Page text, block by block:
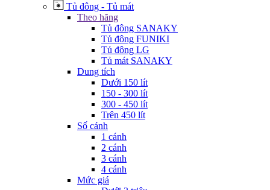
Tủ đông - Tủ mát
Theo hãng
Tủ đông SANAKY
Tủ đông FUNIKI
Tủ đông LG
Tủ mát SANAKY
Dung tích
Dưới 150 lít
150 - 300 lít
300 - 450 lít
Trên 450 lít
Số cánh
1 cánh
2 cánh
3 cánh
4 cánh
Mức giá